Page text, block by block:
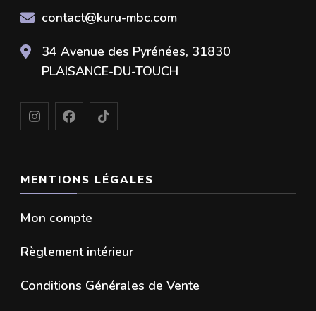
contact@kuru-mbc.com
34 Avenue des Pyrénées, 31830
PLAISANCE-DU-TOUCH
MENTIONS LÉGALES
Mon compte
Règlement intérieur
Conditions Générales de Vente